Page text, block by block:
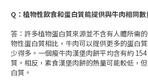
Q：植物性飲食和蛋白質能提供與牛肉相同數
答：許多植物蛋白質來源並不含有人體所需
物性蛋白質相比，牛肉可以提供更多的蛋白
少得多。一個瘦牛肉漢堡肉餅平均含有約
質。相反，素食漢堡肉餅的熱量可能較低，
白質。